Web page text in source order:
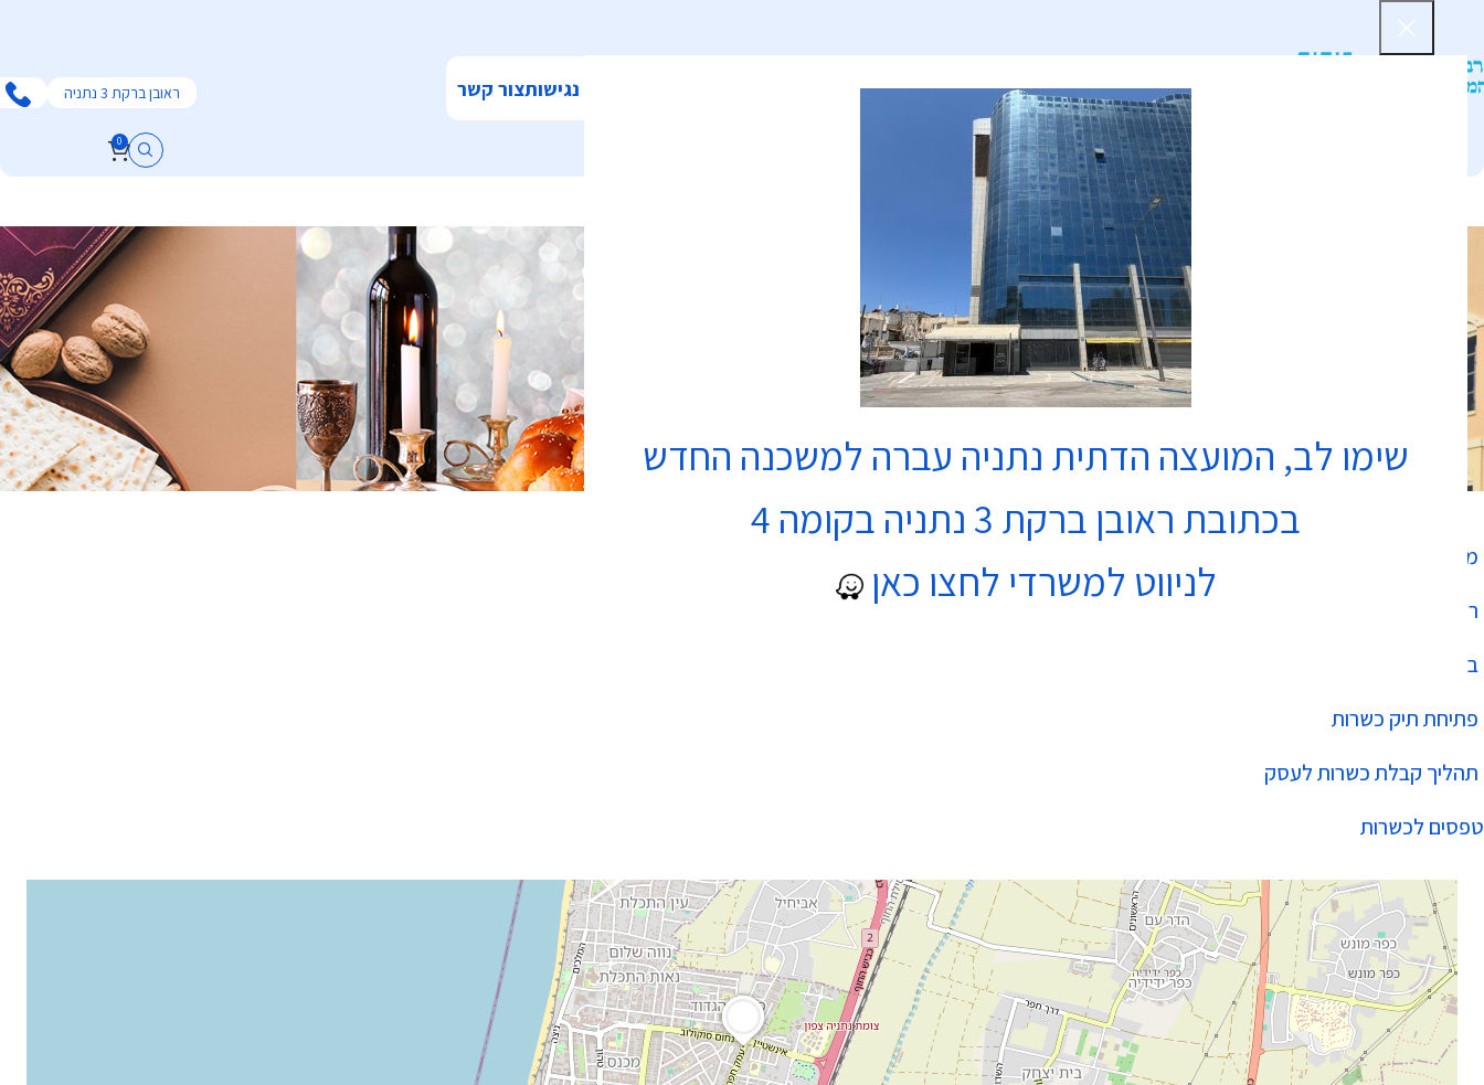
שימו לב, המועצה הדתית נתניה עברה למשכנה החדש
בכתובת ראובן ברקת 3 נתניה בקומה 4
לניווט למשרדי לחצו כאן
דף הביתאודות המועצה הצהרת נגישותצור קשר ראובן ברקת 3 נתניה
0
כשרות
מחלקת כשרות
רשימת עסקים כשרים
בהידור הכשרות
פתיחת תיק כשרות
תהליך קבלת כשרות לעסק
טפסים לכשרות